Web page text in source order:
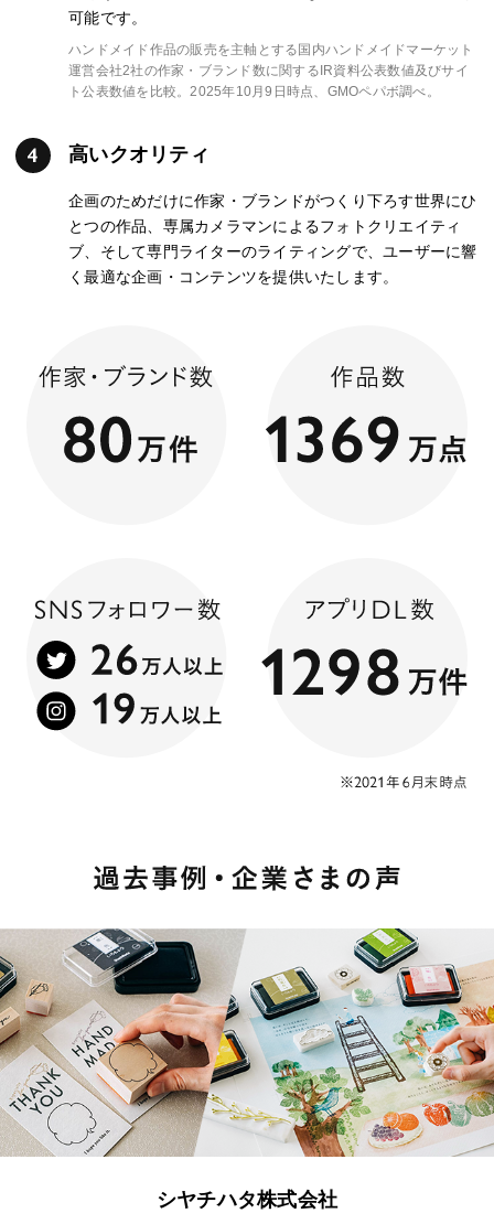
可能です。
ハンドメイド作品の販売を主軸とする国内ハンドメイドマーケット
運営会社2社の作家・ブランド数に関するIR資料公表数値及びサイ
ト公表数値を比較。2025年10月9日時点、GMOペパボ調べ。
高いクオリティ
企画のためだけに作家・ブランドがつくり下ろす世界にひ
とつの作品、専属カメラマンによるフォトクリエイティ
ブ、そして専門ライターのライティングで、ユーザーに響
く最適な企画・コンテンツを提供いたします。
シヤチハタ株式会社